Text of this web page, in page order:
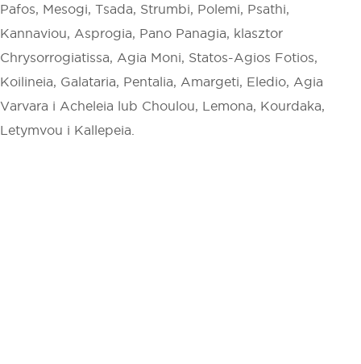
Pafos, Mesogi, Tsada, Strumbi, Polemi, Psathi,
Kannaviou, Asprogia, Pano Panagia, klasztor
Chrysorrogiatissa, Agia Moni, Statos-Agios Fotios,
Koilineia, Galataria, Pentalia, Amargeti, Eledio, Agia
Varvara i Acheleia lub Choulou, Lemona, Kourdaka,
Letymvou i Kallepeia.